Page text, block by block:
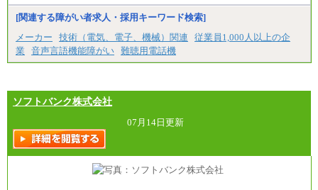
※試用期間中も給与に変更はございません。
中途：
（１）（２）
月給：270,000円～
想定年収：490万円～1,100万円
・1,090万円/38歳・月給59万円 *残業代・家族手当
対象外
（３）
月給：190,000円～
想定年収：340万円～610万円
年収例：
・460万円/28歳・月給26万円
[関連する障がい者求人・採用キーワード検索]
メーカー
技術（電気、電子、機械）関連
従業員1,000人以上の企
業
音声言語機能障がい 難聴用電話機
ソフトバンク株式会社
07月14日更新